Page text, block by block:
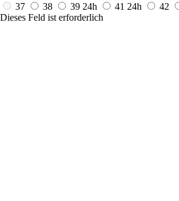
37
38 39 24h 41 24h 42
Dieses Feld ist erforderlich